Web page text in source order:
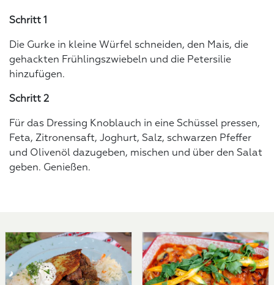
Schritt 1
Die Gurke in kleine Würfel schneiden, den Mais, die
gehackten Frühlingszwiebeln und die Petersilie
hinzufügen.
Schritt 2
Für das Dressing Knoblauch in eine Schüssel pressen,
Feta, Zitronensaft, Joghurt, Salz, schwarzen Pfeffer
und Olivenöl dazugeben, mischen und über den Salat
geben. Genießen.